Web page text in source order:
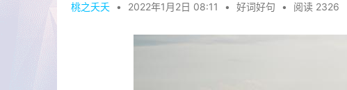
桃之夭夭 • 2022年1月2日 08:11 • 好词好句 • 阅读 2326